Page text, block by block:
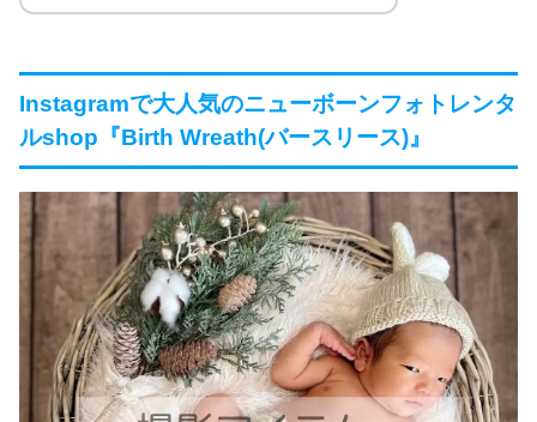
Instagramで大人気のニューボーンフォトレンタ
ルshop『Birth Wreath(バースリース)』